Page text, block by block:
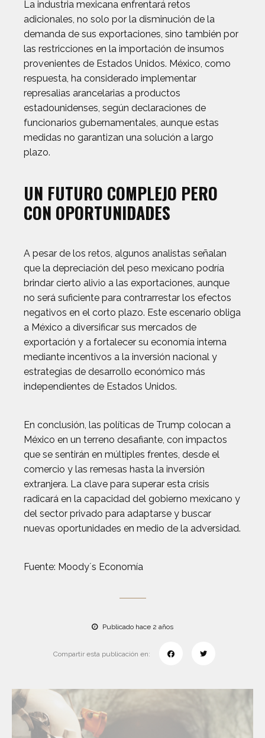
La industria mexicana enfrentará retos
adicionales, no solo por la disminución de la
demanda de sus exportaciones, sino también por
las restricciones en la importación de insumos
provenientes de Estados Unidos. México, como
respuesta, ha considerado implementar
represalias arancelarias a productos
estadounidenses, según declaraciones de
funcionarios gubernamentales, aunque estas
medidas no garantizan una solución a largo
plazo.
UN FUTURO COMPLEJO PERO
CON OPORTUNIDADES
A pesar de los retos, algunos analistas señalan
que la depreciación del peso mexicano podría
brindar cierto alivio a las exportaciones, aunque
no será suficiente para contrarrestar los efectos
negativos en el corto plazo. Este escenario obliga
a México a diversificar sus mercados de
exportación y a fortalecer su economía interna
mediante incentivos a la inversión nacional y
estrategias de desarrollo económico más
independientes de Estados Unidos.
En conclusión, las políticas de Trump colocan a
México en un terreno desafiante, con impactos
que se sentirán en múltiples frentes, desde el
comercio y las remesas hasta la inversión
extranjera. La clave para superar esta crisis
radicará en la capacidad del gobierno mexicano y
del sector privado para adaptarse y buscar
nuevas oportunidades en medio de la adversidad.
Fuente: Moody´s Economía
Publicado hace 2 años
Compartir esta publicación en: